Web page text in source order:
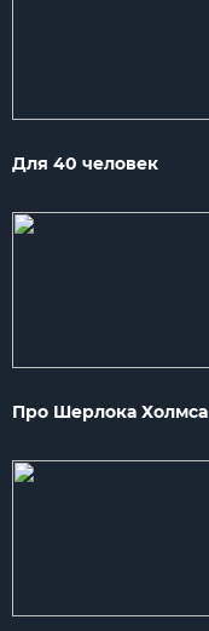
Для 40 человек
Про Шерлока Холмса